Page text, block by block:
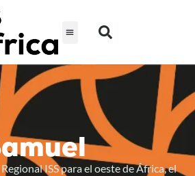
ISS para el oeste de África, el